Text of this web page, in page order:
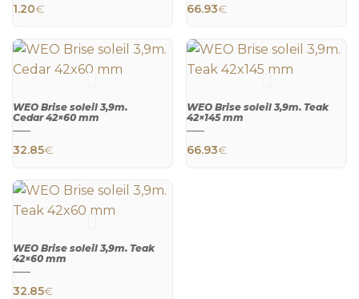
1.20€ 66.93€
WEO Brise soleil 3,9m.
Cedar 42×60 mm
32.85€
WEO Brise soleil 3,9m. Teak
42×145 mm
66.93€
WEO Brise soleil 3,9m. Teak
42×60 mm
32.85€